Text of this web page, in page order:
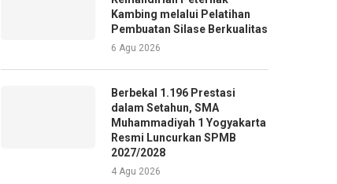
Kambing melalui Pelatihan
Pembuatan Silase Berkualitas
6 Agu 2026
Berbekal 1.196 Prestasi
dalam Setahun, SMA
Muhammadiyah 1 Yogyakarta
Resmi Luncurkan SPMB
2027/2028
4 Agu 2026